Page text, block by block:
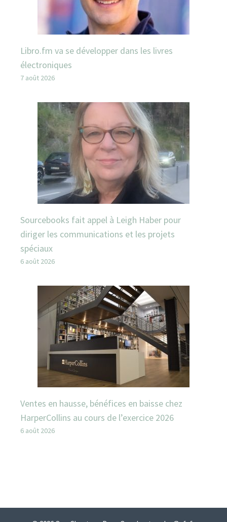
Libro.fm va se développer dans les livres
électroniques
7 août 2026
Sourcebooks fait appel à Leigh Haber pour
diriger les communications et les projets
spéciaux
6 août 2026
Ventes en hausse, bénéfices en baisse chez
HarperCollins au cours de l’exercice 2026
6 août 2026